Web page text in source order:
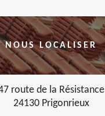
NOUS LOCALISER
route de la Résistance
24130 Prigonrieux